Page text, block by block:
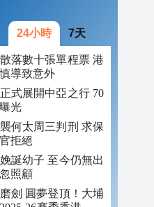
24小時 7天
落數十張單程票 港
導致意外
式展開中亞之行 70
光
何太周三判刑 求保
拒絕
誕幼子 至今仍無出
照顧
劍 圓夢登頂！大埔